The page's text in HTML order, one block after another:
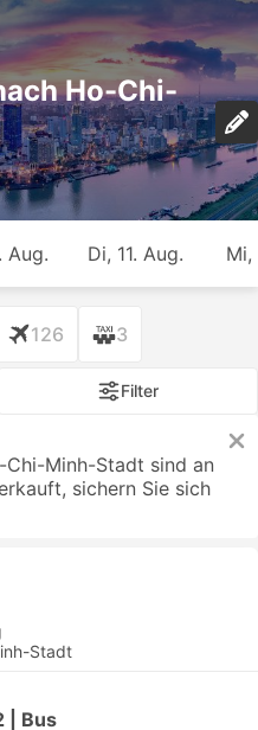
Ho-Chi-
Aug. Di, 11. Aug. Mi,
126 3
Filter
Chi-Minh-Stadt sind an
sichern Sie sich
Stadt
| Bus